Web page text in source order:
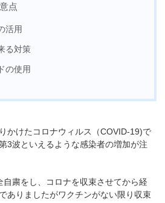
点
活用
る対策
の使用
かけたコロナウィルス（COVID-19)で
3波といえるような感染者の増加が注
粛をし、コロナを収束させてから経
ありましたがワクチンがない限り収束